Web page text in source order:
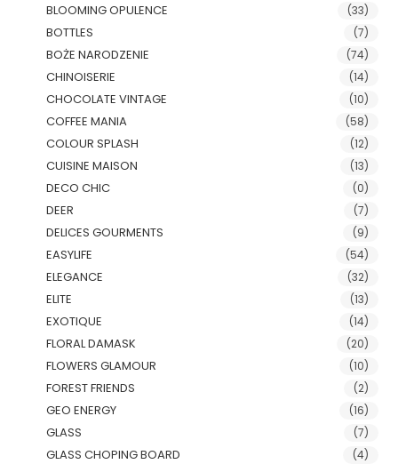
BLOOMING OPULENCE (33)
BOTTLES (7)
BOŻE NARODZENIE (74)
CHINOISERIE (14)
CHOCOLATE VINTAGE (10)
COFFEE MANIA (58)
COLOUR SPLASH (12)
CUISINE MAISON (13)
DECO CHIC (0)
DEER (7)
DELICES GOURMENTS (9)
EASYLIFE (54)
ELEGANCE (32)
ELITE (13)
EXOTIQUE (14)
FLORAL DAMASK (20)
FLOWERS GLAMOUR (10)
FOREST FRIENDS (2)
GEO ENERGY (16)
GLASS (7)
GLASS CHOPING BOARD (4)